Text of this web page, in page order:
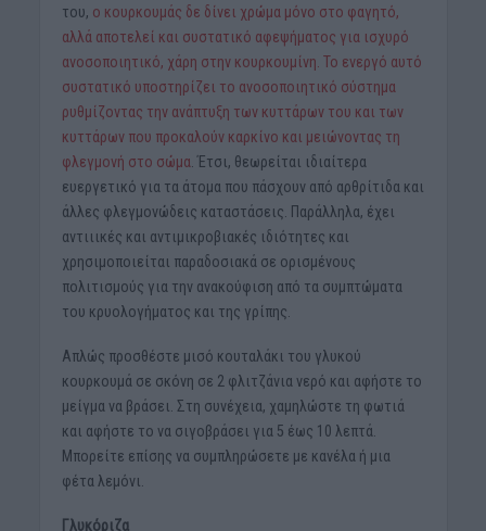
του, ο κουρκουμάς δε δίνει χρώμα μόνο στο φαγητό,
αλλά αποτελεί και συστατικό αφεψήματος για ισχυρό
ανοσοποιητικό, χάρη στην κουρκουμίνη. Το ενεργό αυτό
συστατικό υποστηρίζει το ανοσοποιητικό σύστημα
ρυθμίζοντας την ανάπτυξη των κυττάρων του και των
κυττάρων που προκαλούν καρκίνο και μειώνοντας τη
φλεγμονή στο σώμα . Έτσι, θεωρείται ιδιαίτερα
ευεργετικό για τα άτομα που πάσχουν από αρθρίτιδα και
άλλες φλεγμονώδεις καταστάσεις. Παράλληλα, έχει
αντιιικές και αντιμικροβιακές ιδιότητες και
χρησιμοποιείται παραδοσιακά σε ορισμένους
πολιτισμούς για την ανακούφιση από τα συμπτώματα
του κρυολογήματος και της γρίπης.
Απλώς προσθέστε μισό κουταλάκι του γλυκού
κουρκουμά σε σκόνη σε 2 φλιτζάνια νερό και αφήστε το
μείγμα να βράσει. Στη συνέχεια, χαμηλώστε τη φωτιά
και αφήστε το να σιγοβράσει για 5 έως 10 λεπτά.
Μπορείτε επίσης να συμπληρώσετε με κανέλα ή μια
φέτα λεμόνι.
Γλυκόριζα